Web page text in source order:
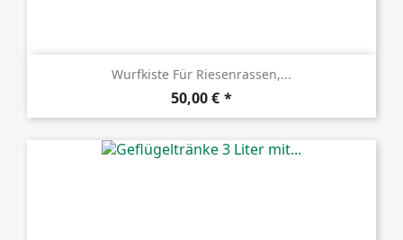
Wurfkiste Für Riesenrassen,...
Preis
50,00 €